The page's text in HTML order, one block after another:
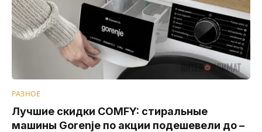
РАЗНОЕ
Лучшие скидки COMFY: стиральные
машины Gorenje по акции подешевели до –